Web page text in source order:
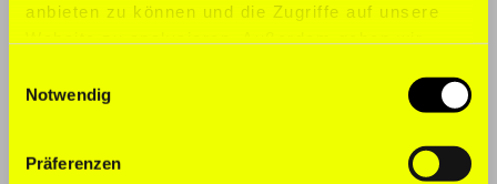
anbieten zu können und die Zugriffe auf unsere
Website an unsere Partner für soziale Medien,
Werbung und Analysen weiter. Unsere Partner
führen diese Informationen möglicherweise mit
weiteren Daten zusammen, die Sie ihnen
Notwendig
Präferenzen